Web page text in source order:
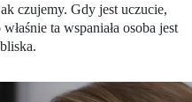
czujemy. Gdy jest uczucie,
ta wspaniała osoba jest